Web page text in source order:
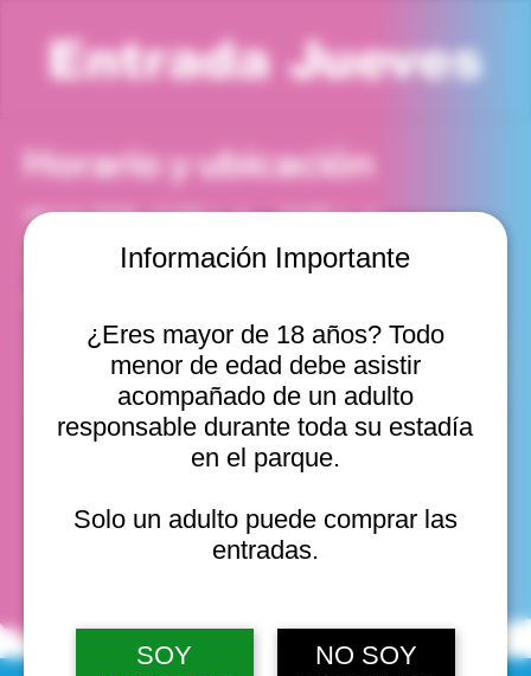
Información Importante
¿Eres mayor de 18 años? Todo
menor de edad debe asistir
acompañado de un adulto
responsable durante toda su estadía
en el parque.
Solo un adulto puede comprar las
entradas.
SOY
NO SOY
Entrada Jueves
Horario y ubicación
19 feb 2026, 11:00 a. m. – 12:00 p. m.
Viña del Mar, Cam. Internacional 2440, Viña del Mar,
Valparaíso, Chile
jue, 13 ago, 10:00 a. m.
jue, 13 ago, 11:00 a. m.
jue, 13 ago, 12:00 p. m.
Ver 10
fechas